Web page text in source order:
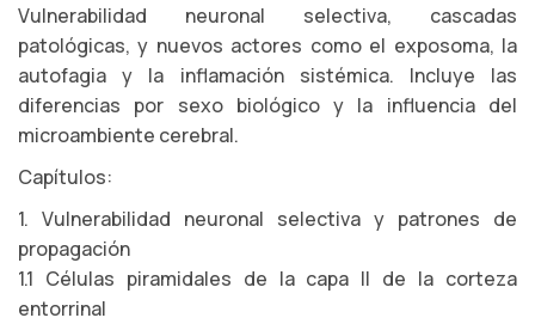
Vulnerabilidad neuronal selectiva, cascadas
patológicas, y nuevos actores como el exposoma, la
autofagia y la inflamación sistémica. Incluye las
diferencias por sexo biológico y la influencia del
microambiente cerebral.
Capítulos:
1. Vulnerabilidad neuronal selectiva y patrones de
propagación
1.1 Células piramidales de la capa II de la corteza
entorrinal